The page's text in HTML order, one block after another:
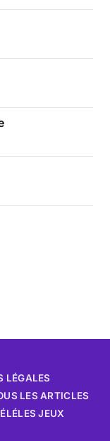
LÉGALES
LES ARTICLES
LES JEUX